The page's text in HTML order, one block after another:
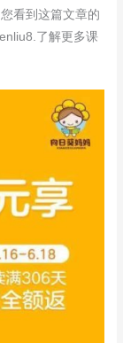
看到这篇文章的
了解更多课